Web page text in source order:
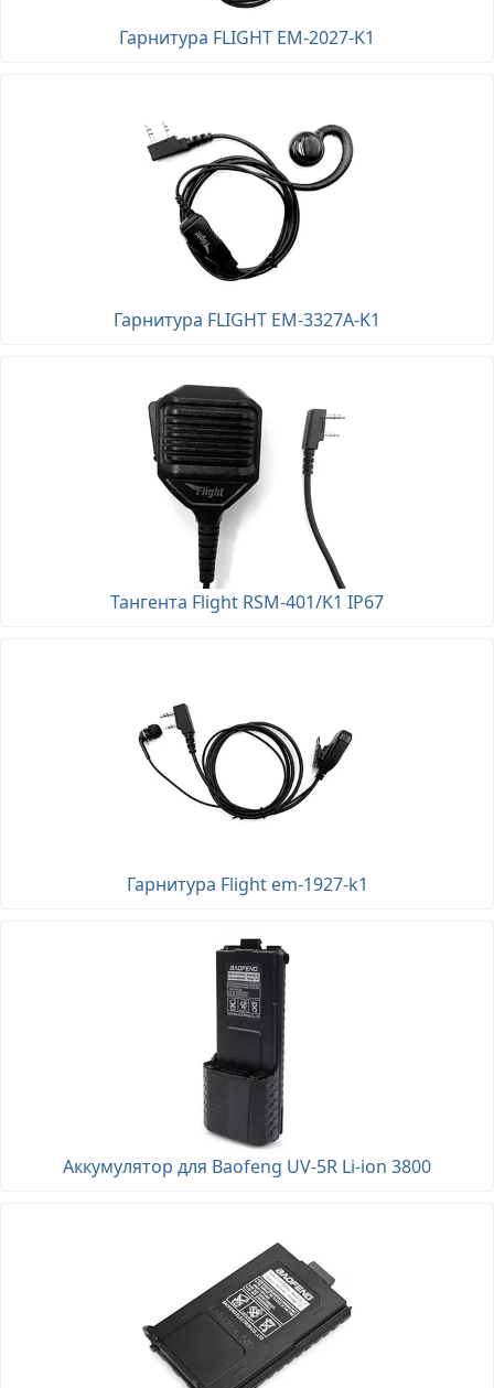
Гарнитура FLIGHT EM-2027-K1
Гарнитура FLIGHT EM-3327A-K1
Тангента Flight RSM-401/K1 IP67
Гарнитура Flight em-1927-k1
Аккумулятор для Baofeng UV-5R Li-ion 3800